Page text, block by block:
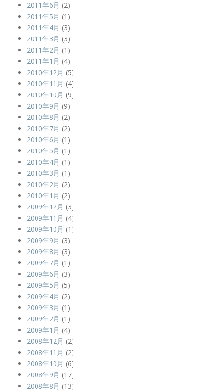
2011年6月 (2)
2011年5月 (1)
2011年4月 (3)
2011年3月 (3)
2011年2月 (1)
2011年1月 (4)
2010年12月 (5)
2010年11月 (4)
2010年10月 (9)
2010年9月 (9)
2010年8月 (2)
2010年7月 (2)
2010年6月 (1)
2010年5月 (1)
2010年4月 (1)
2010年3月 (1)
2010年2月 (2)
2010年1月 (2)
2009年12月 (3)
2009年11月 (4)
2009年10月 (1)
2009年9月 (3)
2009年8月 (3)
2009年7月 (1)
2009年6月 (3)
2009年5月 (5)
2009年4月 (2)
2009年3月 (1)
2009年2月 (1)
2009年1月 (4)
2008年12月 (2)
2008年11月 (2)
2008年10月 (6)
2008年9月 (17)
2008年8月 (13)